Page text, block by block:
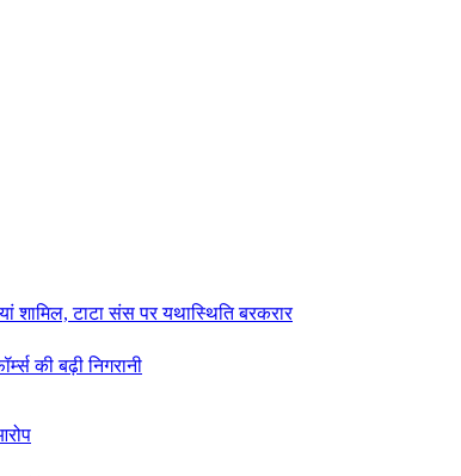
शामिल, टाटा संस पर यथास्थिति बरकरार
की बढ़ी निगरानी